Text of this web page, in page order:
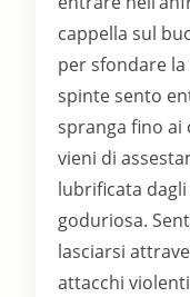
cappella sul
per sfondare
spinte sento
spranga fino ai
vieni di
lubrificata
goduriosa.
lasciarsi
attacchi